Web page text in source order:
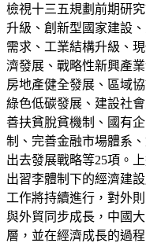
檢視十三五規劃前期研
升級、創新型國家建設
需求、工業結構升級、
濟發展、戰略性新興產
房地產健全發展、區域
綠色低碳發展、建設社
善扶貧脫貧機制、國有
制、完善金融市場體系
出去發展戰略等25項。
出習李體制下的經濟建
工作將持續進行，對外
與外貿同步成長，中國
層，並在經濟成長的過